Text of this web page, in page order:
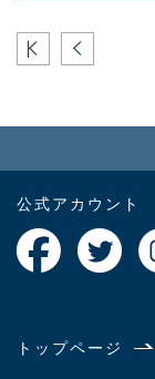
公式アカウント
トップページ